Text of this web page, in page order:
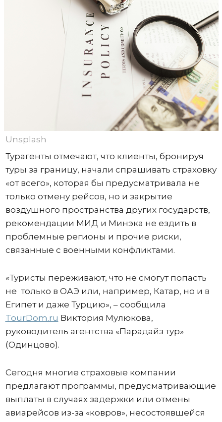
Unsplash
Турагенты отмечают, что клиенты, бронируя
туры за границу, начали спрашивать страховку
«от всего», которая бы предусматривала не
только отмену рейсов, но и закрытие
воздушного пространства других государств,
рекомендации МИД и Минэка не ездить в
проблемные регионы и прочие риски,
связанные с военными конфликтами.
«Туристы переживают, что не смогут попасть
не только в ОАЭ или, например, Катар, но и в
Египет и даже Турцию», – сообщила
TourDom.ru Виктория Мулюкова,
руководитель агентства «Парадайз тур»
(Одинцово).
Сегодня многие страховые компании
предлагают программы, предусматривающие
выплаты в случаях задержки или отмены
авиарейсов из-за «ковров», несостоявшейся